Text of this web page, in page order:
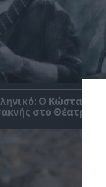
Ο Κώστας
στο Θέατρο